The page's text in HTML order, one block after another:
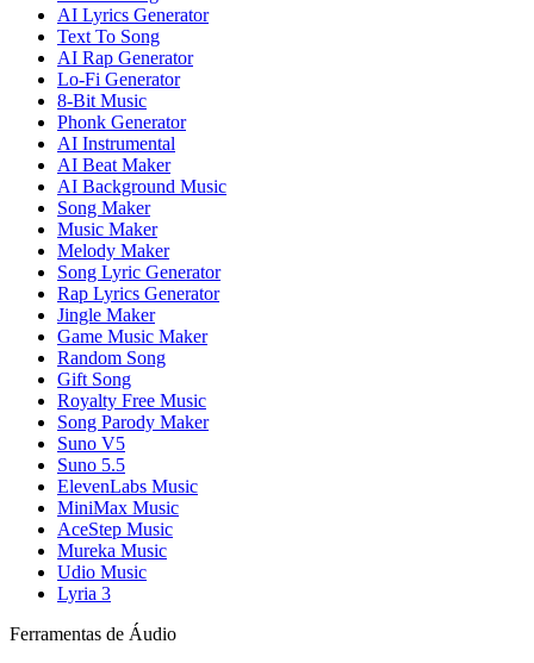
AI Lyrics Generator
Text To Song
AI Rap Generator
Lo-Fi Generator
8-Bit Music
Phonk Generator
AI Instrumental
AI Beat Maker
AI Background Music
Song Maker
Music Maker
Melody Maker
Song Lyric Generator
Rap Lyrics Generator
Jingle Maker
Game Music Maker
Random Song
Gift Song
Royalty Free Music
Song Parody Maker
Suno V5
Suno 5.5
ElevenLabs Music
MiniMax Music
AceStep Music
Mureka Music
Udio Music
Lyria 3
Ferramentas de Áudio